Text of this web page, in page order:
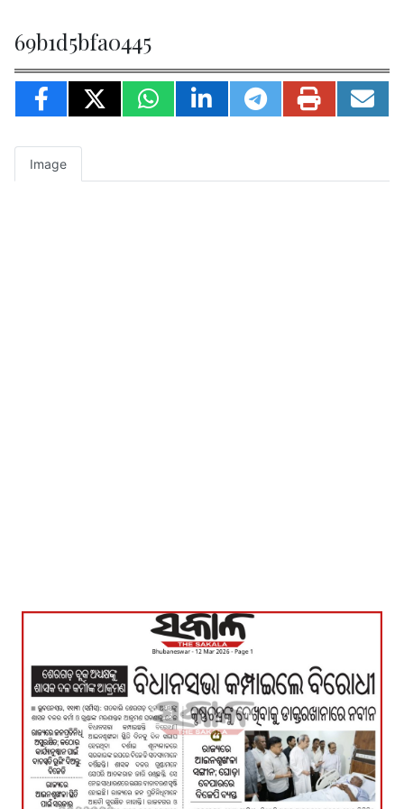
69b1d5bfa0445
Image